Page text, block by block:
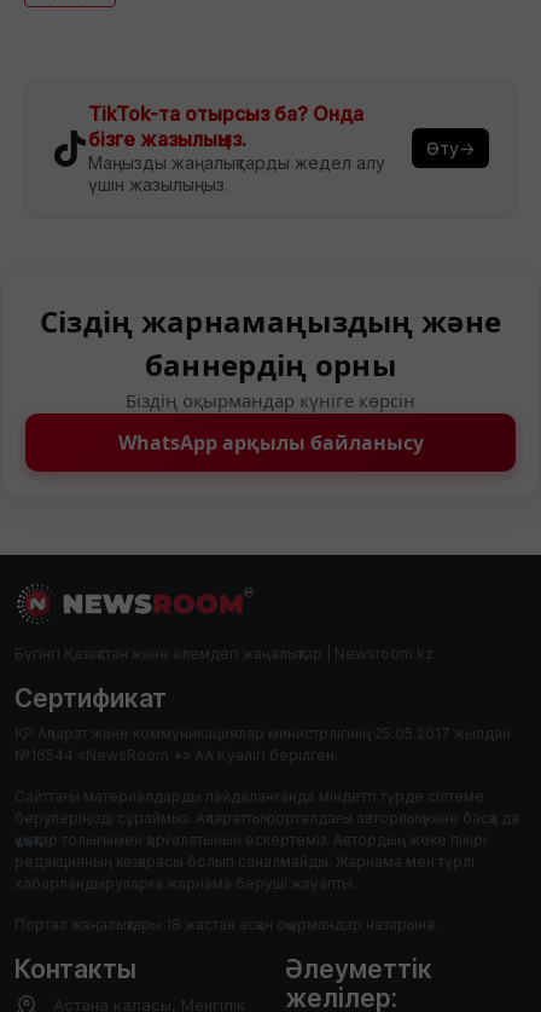
TikTok-та отырсыз ба? Онда
бізге жазылыңыз.
Маңызды жаңалықтарды жедел алу
үшін жазылыңыз.
Өту→
Сіздің жарнамаңыздың және
баннердің орны
Біздің оқырмандар күніге көрсін
WhatsApp арқылы байланысу
Бүгінгі Қазақстан және әлемдегі жаңалықтар | Newsroom.kz
Сертификат
ҚР Ақпарат және коммуникациялар министрлігінің 25.05.2017 жылдан
№16544 «NewsRoom +» АА Куәлігі берілген.
Сайттағы материалдарды пайдаланғанда міндетті түрде сілтеме
берулеріңізді сұраймыз. Ақпараттық порталдағы авторлық және басқа да
құқықтар толығымен қорғалатынын ескертеміз. Автордың жеке пікірі
редакцияның көзқарасы болып саналмайды. Жарнама мен түрлі
хабарландыруларға жарнама беруші жауапты.
Портал жаңалықтары 18 жастан асқан оқырмандар назарына.
Контакты
Астана каласы, Менгілік
Әлеуметтік
желілер: